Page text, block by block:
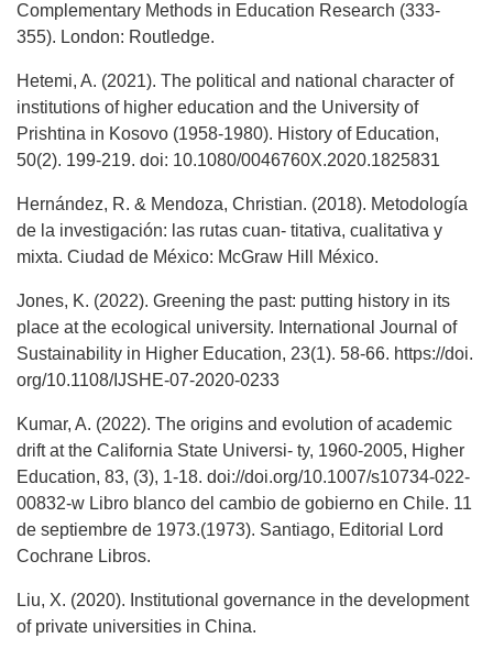
Complementary Methods in Education Research (333-
355). London: Routledge.
Hetemi, A. (2021). The political and national character of
institutions of higher education and the University of
Prishtina in Kosovo (1958-1980). History of Education,
50(2). 199-219. doi: 10.1080/0046760X.2020.1825831
Hernández, R. & Mendoza, Christian. (2018). Metodología
de la investigación: las rutas cuan- titativa, cualitativa y
mixta. Ciudad de México: McGraw Hill México.
Jones, K. (2022). Greening the past: putting history in its
place at the ecological university. International Journal of
Sustainability in Higher Education, 23(1). 58-66. https://doi.
org/10.1108/IJSHE-07-2020-0233
Kumar, A. (2022). The origins and evolution of academic
drift at the California State Universi- ty, 1960-2005, Higher
Education, 83, (3), 1-18. doi://doi.org/10.1007/s10734-022-
00832-w Libro blanco del cambio de gobierno en Chile. 11
de septiembre de 1973.(1973). Santiago, Editorial Lord
Cochrane Libros.
Liu, X. (2020). Institutional governance in the development
of private universities in China.